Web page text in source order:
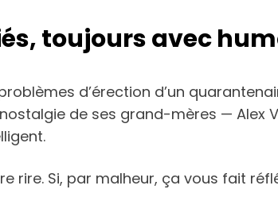
toujours avec
d’érection d’un
de ses grand-mères — Alex
rire. Si, par malheur, ça vous fait